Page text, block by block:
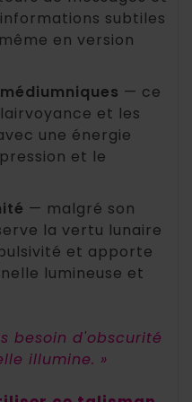
subtiles
en version
— ce
et les
une énergie
et le
— malgré son
la vertu lunaire
et apporte
lumineuse et
besoin d'obscurité
illumine. »